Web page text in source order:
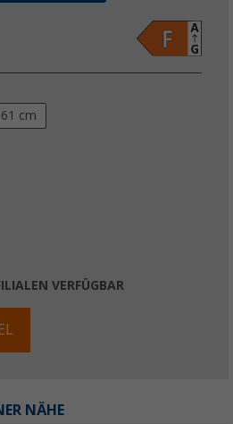
61 cm
VERFÜGBAR
NÄHE